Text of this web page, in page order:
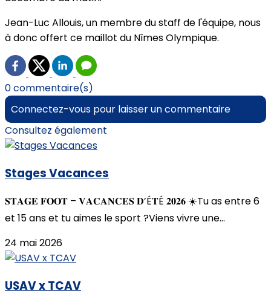
Jean-Luc Allouis, un membre du staff de l'équipe, nous
à donc offert ce maillot du Nîmes Olympique.
0 commentaire(s)
Connectez-vous pour laisser un commentaire
Consultez également
Stages Vacances
𝐒𝐓𝐀𝐆𝐄 𝐅𝐎𝐎𝐓 – 𝐕𝐀𝐂𝐀𝐍𝐂𝐄𝐒 𝐃’É𝐓É 𝟐𝟎𝟐𝟔 ☀️Tu as entre 6
et 15 ans et tu aimes le sport ?Viens vivre une...
24 mai 2026
USAV x TCAV